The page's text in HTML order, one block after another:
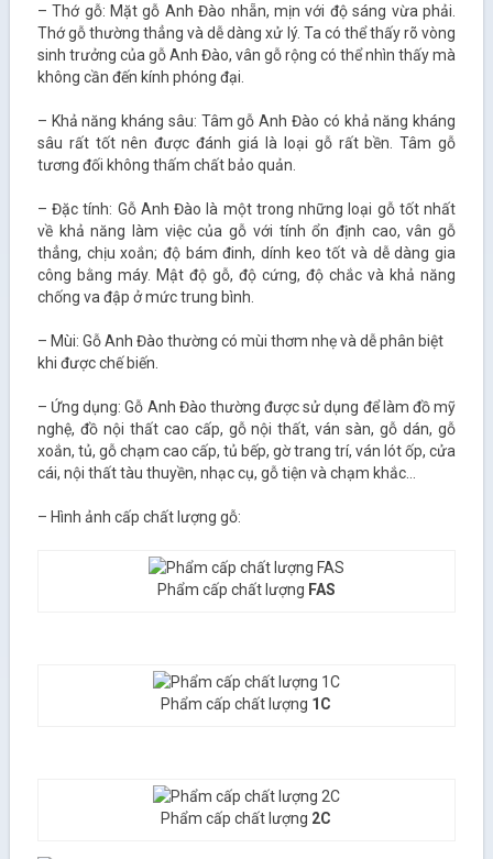
– Thớ gỗ: Mặt gỗ Anh Đào nhẵn, mịn với độ sáng vừa phải.
Thớ gỗ thường thẳng và dễ dàng xử lý. Ta có thể thấy rõ vòng
sinh trưởng của gỗ Anh Đào, vân gỗ rộng có thể nhìn thấy mà
không cần đến kính phóng đại.
– Khả năng kháng sâu: Tâm gỗ Anh Đào có khả năng kháng
sâu rất tốt nên được đánh giá là loại gỗ rất bền. Tâm gỗ
tương đối không thấm chất bảo quản.
– Đặc tính: Gỗ Anh Đào là một trong những loại gỗ tốt nhất
về khả năng làm việc của gỗ với tính ổn định cao, vân gỗ
thẳng, chịu xoắn; độ bám đinh, dính keo tốt và dễ dàng gia
công bằng máy. Mật độ gỗ, độ cứng, độ chắc và khả năng
chống va đập ở mức trung bình.
– Mùi: Gỗ Anh Đào thường có mùi thơm nhẹ và dễ phân biệt
khi được chế biến.
– Ứng dụng: Gỗ Anh Đào thường được sử dụng để làm đồ mỹ
nghệ, đồ nội thất cao cấp, gỗ nội thất, ván sàn, gỗ dán, gỗ
xoắn, tủ, gỗ chạm cao cấp, tủ bếp, gờ trang trí, ván lót ốp, cửa
cái, nội thất tàu thuyền, nhạc cụ, gỗ tiện và chạm khắc…
– Hình ảnh cấp chất lượng gỗ:
Phẩm cấp chất lượng FAS
Phẩm cấp chất lượng 1C
Phẩm cấp chất lượng 2C